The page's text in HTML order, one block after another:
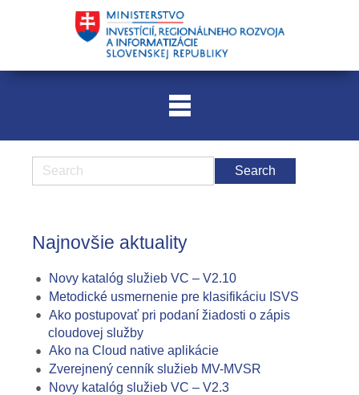
Najnovšie aktuality
Novy katalóg služieb VC – V2.10
Metodické usmernenie pre klasifikáciu ISVS
Ako postupovať pri podaní žiadosti o zápis
cloudovej služby
Ako na Cloud native aplikácie
Zverejnený cenník služieb MV-MVSR
Novy katalóg služieb VC – V2.3